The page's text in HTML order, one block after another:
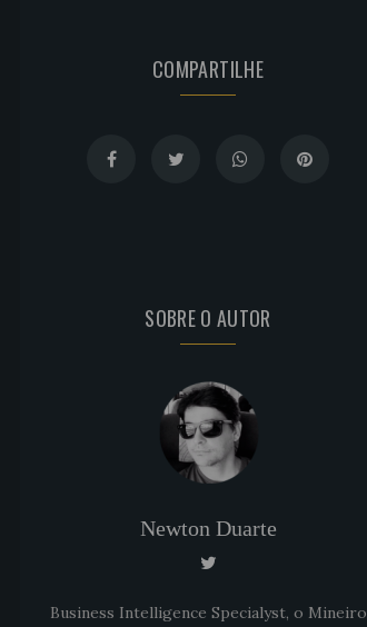
COMPARTILHE
SOBRE O AUTOR
Newton Duarte
Business Intelligence Specialyst, o Mineiro